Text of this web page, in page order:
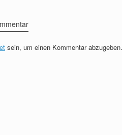
sein, um einen Kommentar abzugeben.